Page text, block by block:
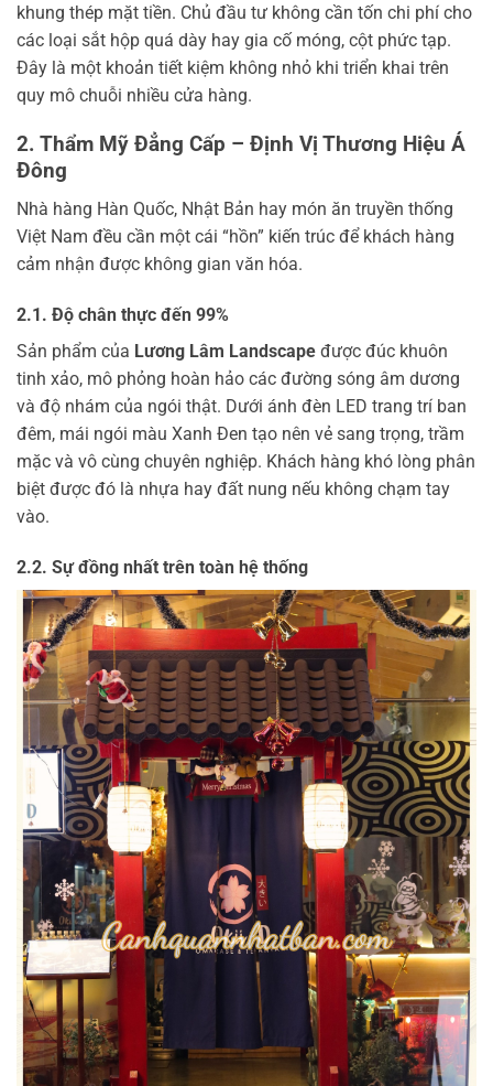
khung thép mặt tiền. Chủ đầu tư không cần tốn chi phí cho
các loại sắt hộp quá dày hay gia cố móng, cột phức tạp.
Đây là một khoản tiết kiệm không nhỏ khi triển khai trên
quy mô chuỗi nhiều cửa hàng.
2. Thẩm Mỹ Đẳng Cấp – Định Vị Thương Hiệu Á
Đông
Nhà hàng Hàn Quốc, Nhật Bản hay món ăn truyền thống
Việt Nam đều cần một cái “hồn” kiến trúc để khách hàng
cảm nhận được không gian văn hóa.
2.1. Độ chân thực đến 99%
Sản phẩm của Lương Lâm Landscape được đúc khuôn
tinh xảo, mô phỏng hoàn hảo các đường sóng âm dương
và độ nhám của ngói thật. Dưới ánh đèn LED trang trí ban
đêm, mái ngói màu Xanh Đen tạo nên vẻ sang trọng, trầm
mặc và vô cùng chuyên nghiệp. Khách hàng khó lòng phân
biệt được đó là nhựa hay đất nung nếu không chạm tay
vào.
2.2. Sự đồng nhất trên toàn hệ thống